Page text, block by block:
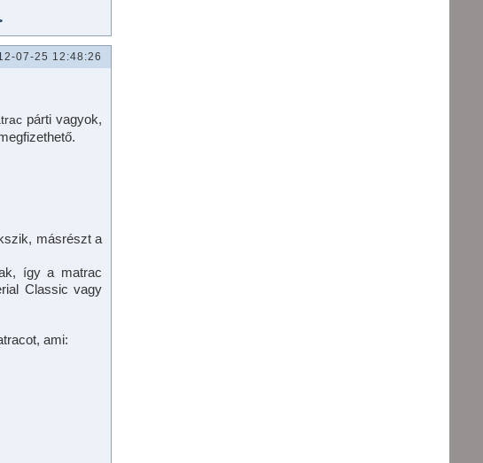
07-25 12:48:26
párti vagyok,
másrészt a
így a matrac
Classic vagy
ami: